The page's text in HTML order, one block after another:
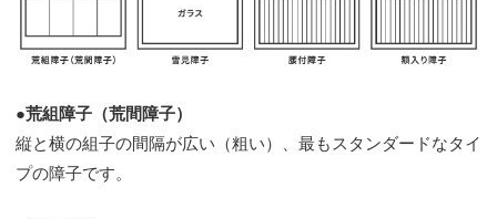
●荒組障子（荒間障子）
縦と横の組子の間隔が広い（粗い）、最もスタンダードなタイ
プの障子です。